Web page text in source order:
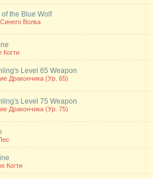
of the Blue Wolf
Волка
Когти
Level 65 Weapon
Дракончика (Ур. 65)
Level 75 Weapon
Дракончика (Ур. 75)
Когти